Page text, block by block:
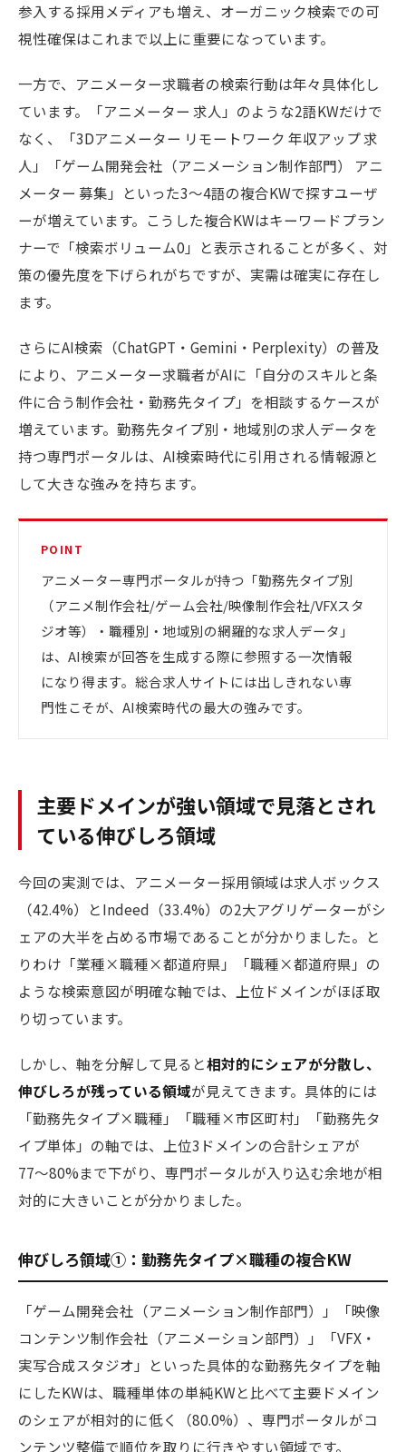
参入する採用メディアも増え、オーガニック検索での可
視性確保はこれまで以上に重要になっています。
一方で、アニメーター求職者の検索行動は年々具体化し
ています。「アニメーター 求人」のような2語KWだけで
なく、「3Dアニメーター リモートワーク 年収アップ 求
人」「ゲーム開発会社（アニメーション制作部門） アニ
メーター 募集」といった3〜4語の複合KWで探すユーザ
ーが増えています。こうした複合KWはキーワードプラン
ナーで「検索ボリューム0」と表示されることが多く、対
策の優先度を下げられがちですが、実需は確実に存在し
ます。
さらにAI検索（ChatGPT・Gemini・Perplexity）の普及
により、アニメーター求職者がAIに「自分のスキルと条
件に合う制作会社・勤務先タイプ」を相談するケースが
増えています。勤務先タイプ別・地域別の求人データを
持つ専門ポータルは、AI検索時代に引用される情報源と
して大きな強みを持ちます。
POINT
アニメーター専門ポータルが持つ「勤務先タイプ別
（アニメ制作会社/ゲーム会社/映像制作会社/VFXスタ
ジオ等）・職種別・地域別の網羅的な求人データ」
は、AI検索が回答を生成する際に参照する一次情報
になり得ます。総合求人サイトには出しきれない専
門性こそが、AI検索時代の最大の強みです。
主要ドメインが強い領域で見落とされ
ている伸びしろ領域
今回の実測では、アニメーター採用領域は求人ボックス
（42.4%）とIndeed（33.4%）の2大アグリゲーターがシ
ェアの大半を占める市場であることが分かりました。と
りわけ「業種×職種×都道府県」「職種×都道府県」の
ような検索意図が明確な軸では、上位ドメインがほぼ取
り切っています。
しかし、軸を分解して見ると相対的にシェアが分散し、
伸びしろが残っている領域が見えてきます。具体的には
「勤務先タイプ×職種」「職種×市区町村」「勤務先タ
イプ単体」の軸では、上位3ドメインの合計シェアが
77〜80%まで下がり、専門ポータルが入り込む余地が相
対的に大きいことが分かりました。
伸びしろ領域①：勤務先タイプ×職種の複合KW
「ゲーム開発会社（アニメーション制作部門）」「映像
コンテンツ制作会社（アニメーション部門）」「VFX・
実写合成スタジオ」といった具体的な勤務先タイプを軸
にしたKWは、職種単体の単純KWと比べて主要ドメイン
のシェアが相対的に低く（80.0%）、専門ポータルがコ
ンテンツ整備で順位を取りに行きやすい領域です。